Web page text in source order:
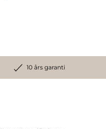
10 års garanti